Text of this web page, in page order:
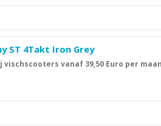
ST 4Takt Iron Grey
vischscooters vanaf 39,50 Euro per